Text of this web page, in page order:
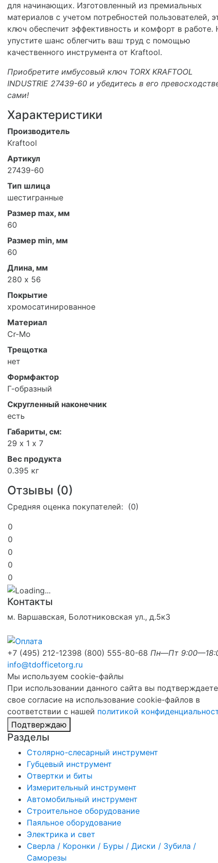
для начинающих. Изготовленный из премиальных
материалов с учетом потребностей пользователей,
ключ обеспечит эффективность и комфорт в работе.
упустите шанс облегчить ваш труд с помощью
качественного инструмента от Kraftool.
Приобретите имбусовый ключ TORX KRAFTOOL
INDUSTRIE 27439-60 и убедитесь в его
сами!
Характеристики
Производитель
Kraftool
Артикул
27439-60
Тип шлица
шестигранные
Размер max, мм
60
Размер min, мм
60
Длина, мм
280 х 56
Покрытие
хромосатинированное
Материал
Cr-Mo
Трещотка
нет
Формфактор
Г-образный
Скругленный наконечник
есть
Габариты, см:
29 х 1 х 7
Вес продукта
0.395 кг
Отзывы (0)
Средняя оценка покупателей: (0)
0
0
0
0
0
Контакты
м. Варшавская, Болотниковская ул., д.5к3
+7 (495) 212-12398 (800) 555-80-68 Пн—Пт
info@tdofficetorg.ru
Мы используем cookie-файлы
При использовании данного сайта вы подтверждаете
свое согласие на использование cookie-файлов в
соответствии с нашей политикой
Подтверждаю
Разделы
Столярно-слесарный инструмент
Губцевый инструмент
Отвертки и биты
Измерительный инструмент
Автомобильный инструмент
Строительное оборудование
Паяльное оборудование
Электрика и свет
Сверла / Коронки / Буры / Диски / Зубила /
Саморезы